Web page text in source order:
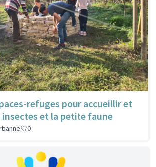
refuges pour accueillir et
insectes et la petite faune
0